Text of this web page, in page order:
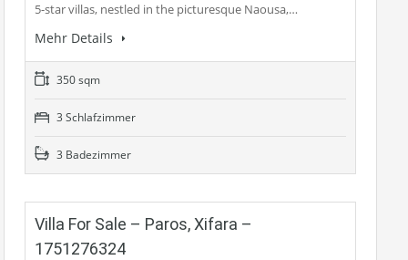
5-star villas, nestled in the picturesque Naousa,…
Mehr Details
350 sqm
3 Schlafzimmer
3 Badezimmer
Villa For Sale – Paros, Xifara –
1751276324